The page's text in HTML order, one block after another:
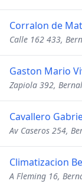
Corralon de
Calle 162 433,
Gaston Mario
Zapiola 392,
Cavallero
Av Caseros 254,
Climatizacion
A Fleming 16,